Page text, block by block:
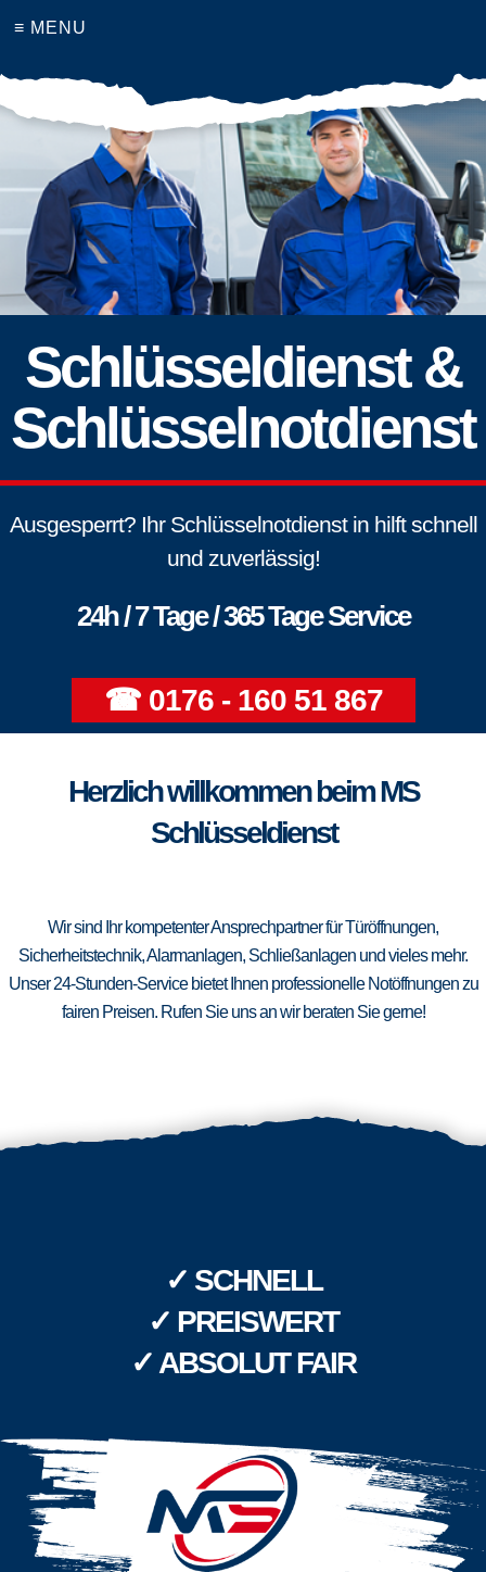
≡ MENU
Schlüsseldienst &
Schlüsselnotdienst
Ausgesperrt? Ihr Schlüsselnotdienst in hilft schnell
und zuverlässig!
24h / 7 Tage / 365 Tage Service
☎ 0176 - 160 51 867
Herzlich willkommen beim MS
Schlüsseldienst
Wir sind Ihr kompetenter Ansprechpartner für Türöffnungen,
Sicherheitstechnik, Alarmanlagen, Schließanlagen und vieles mehr.
Unser 24-Stunden-Service bietet Ihnen professionelle Notöffnungen zu
fairen Preisen. Rufen Sie uns an wir beraten Sie gerne!
✓ SCHNELL
✓ PREISWERT
✓ ABSOLUT FAIR